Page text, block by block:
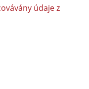
údaje z